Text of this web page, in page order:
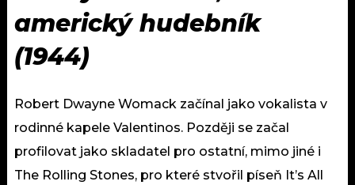
americký hudebník
(1944)
Robert Dwayne Womack začínal jako vokalista v
rodinné kapele Valentinos. Později se začal
profilovat jako skladatel pro ostatní, mimo jiné i
The Rolling Stones, pro které stvořil píseň It’s All